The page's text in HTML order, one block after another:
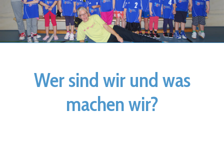
Geförderte Aktivitäten
Wer sind wir und was
machen wir?